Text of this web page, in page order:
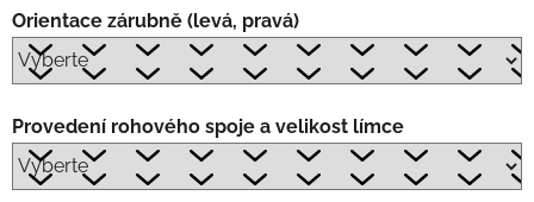
Orientace zárubně (levá, pravá)
Provedení rohového spoje a velikost límce